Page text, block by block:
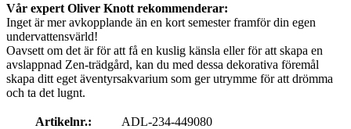
Vår expert Oliver Knott rekommenderar:
Inget är mer avkopplande än en kort semester framför din egen
undervattensvärld!
Oavsett om det är för att få en kuslig känsla eller för att skapa en
avslappnad Zen-trädgård, kan du med dessa dekorativa föremål
skapa ditt eget äventyrsakvarium som ger utrymme för att drömma
och ta det lugnt.
Artikelnr.:
ADL-234-449080